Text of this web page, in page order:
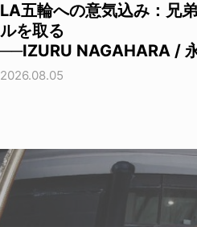
LA五輪への意気込み：兄
ルを取る
──IZURU NAGAHARA /
2026.08.05